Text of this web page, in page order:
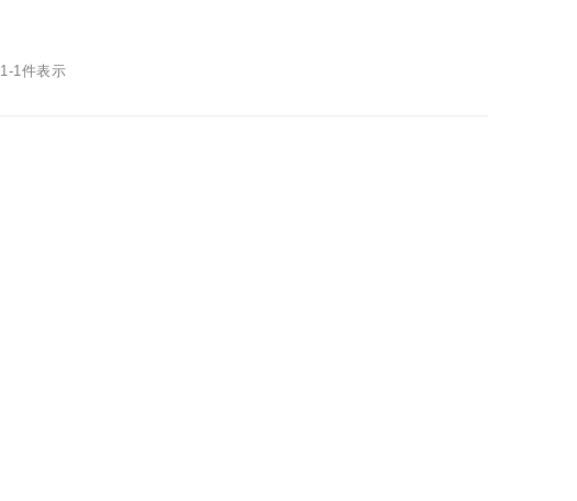
1-1件表示